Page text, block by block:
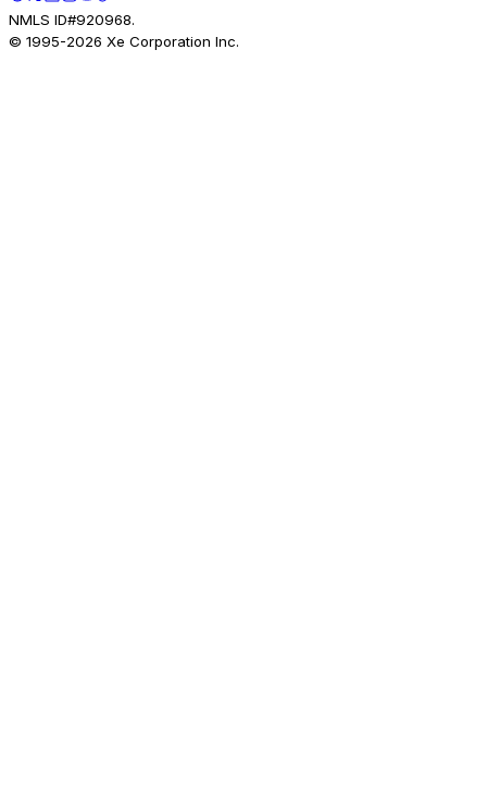
NMLS ID#920968.
© 1995-2026 Xe Corporation Inc.